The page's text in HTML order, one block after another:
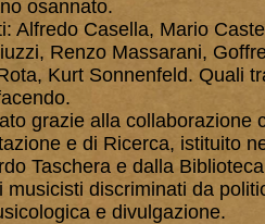
osannato.
Alfredo Casella, Mario
Renzo Massarani,
Kurt Sonnenfeld. Quali
grazie alla collaborazione
e di Ricerca, istituito
Taschera e dalla
musicisti discriminati da
e divulgazione.